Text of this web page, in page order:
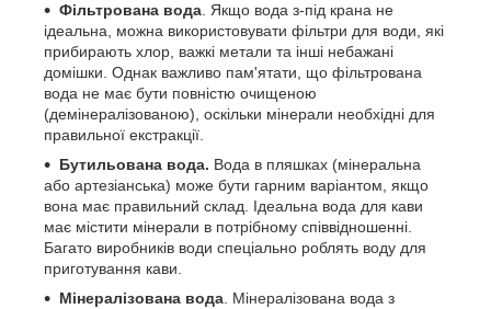
Фільтрована вода . Якщо вода з-під крана не
ідеальна, можна використовувати фільтри для води, які
прибирають хлор, важкі метали та інші небажані
домішки. Однак важливо пам'ятати, що фільтрована
вода не має бути повністю очищеною
(демінералізованою), оскільки мінерали необхідні для
правильної екстракції.
Бутильована вода. Вода в пляшках (мінеральна
або артезіанська) може бути гарним варіантом, якщо
вона має правильний склад. Ідеальна вода для кави
має містити мінерали в потрібному співвідношенні.
Багато виробників води спеціально роблять воду для
приготування кави.
Мінералізована вода . Мінералізована вода з